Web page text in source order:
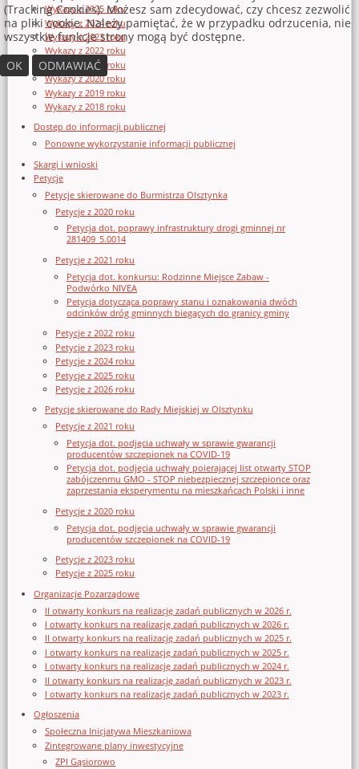
Wykazy z 2025 roku
Wykazy z 2024 roku
Wykazy z 2023 roku
Wykazy z 2022 roku
Wykazy z 2021 roku
Wykazy z 2020 roku
Wykazy z 2019 roku
Wykazy z 2018 roku
Dostęp do informacji publicznej
Ponowne wykorzystanie informacji publicznej
Skargi i wnioski
Petycje
Petycje skierowane do Burmistrza Olsztynka
Petycje z 2020 roku
Petycja dot. poprawy infrastruktury drogi gminnej nr
281409_5.0014
Petycje z 2021 roku
Petycja dot. konkursu: Rodzinne Miejsce Zabaw -
Podwórko NIVEA
Petycja dotycząca poprawy stanu i oznakowania dwóch
odcinków dróg gminnych biegących do granicy gminy
Petycje z 2022 roku
Petycje z 2023 roku
Petycje z 2024 roku
Petycje z 2025 roku
Petycje z 2026 roku
Petycje skierowane do Rady Miejskiej w Olsztynku
Petycje z 2021 roku
Petycja dot. podjęcia uchwały w sprawie gwarancji
producentów szczepionek na COVID-19
Petycja dot. podjęcia uchwały poierającej list otwarty STOP
zabójczenmu GMO - STOP niebezpiecznej szczepionce oraz
zaprzestania eksperymentu na mieszkańcach Polski i inne
Petycje z 2020 roku
Petycja dot. podjęcia uchwały w sprawie gwarancji
producentów szczepionek na COVID-19
Petycje z 2023 roku
Petycje z 2025 roku
Organizacje Pozarządowe
II otwarty konkurs na realizację zadań publicznych w 2026 r.
I otwarty konkurs na realizację zadań publicznych w 2026 r.
II otwarty konkurs na realizację zadań publicznych w 2025 r.
I otwarty konkurs na realizację zadań publicznych w 2025 r.
I otwarty konkurs na realizację zadań publicznych w 2024 r.
II otwarty konkurs na realizację zadań publicznych w 2023 r.
I otwarty konkurs na realizację zadań publicznych w 2023 r.
Ogłoszenia
Społeczna Inicjatywa Mieszkaniowa
Zintegrowane plany inwestycyjne
ZPI Gąsiorowo
(Tracking Cookies). Możesz sam zdecydować, czy chcesz zezwolić
na pliki cookie. Należy pamiętać, że w przypadku odrzucenia, nie
wszystkie funkcje strony mogą być dostępne.
OK
ODMAWIAĆ